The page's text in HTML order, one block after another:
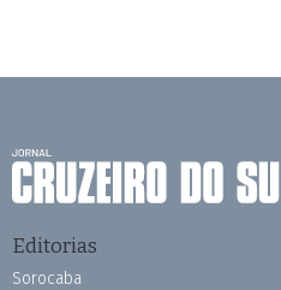
Editorias
Sorocaba